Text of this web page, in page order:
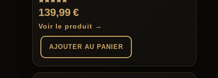
Note
5.00
139,99€
Voir le produit →
AJOUTER AU PANIER